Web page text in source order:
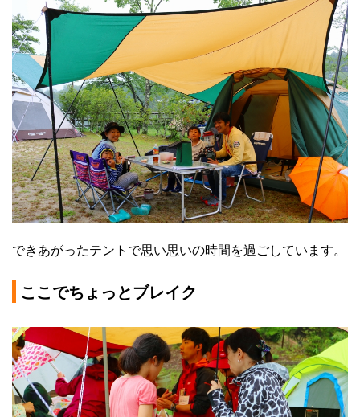
できあがったテントで思い思いの時間を過ごしています。
ここでちょっとブレイク